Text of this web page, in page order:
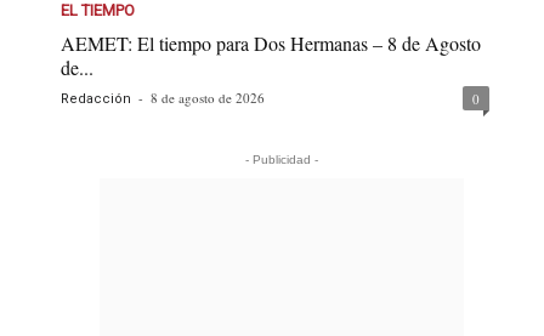
EL TIEMPO
AEMET: El tiempo para Dos Hermanas – 8 de Agosto
de...
Redacción - 8 de agosto de 2026 0
- Publicidad -